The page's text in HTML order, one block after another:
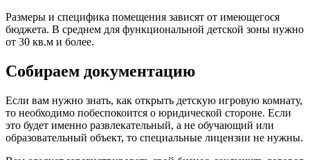
Размеры и специфика помещения зависят от имеющегося
бюджета. В среднем для функциональной детской зоны нужно
от 30 кв.м и более.
Собираем документацию
Если вам нужно знать, как открыть детскую игровую комнату,
то необходимо побеспокоится о юридической стороне. Если
это будет именно развлекательный, а не обучающий или
образовательный объект, то специальные лицензии не нужны.